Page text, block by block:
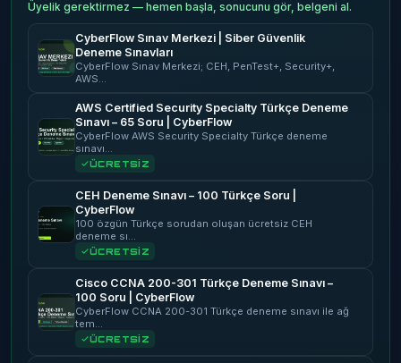
Üyelik gerektirmez — hemen başla, sonucunu gör, belgeni al.
CyberFlow Sınav Merkezi | Siber Güvenlik
Deneme Sınavları
CyberFlow Sınav Merkezi; CEH, PenTest+, Security+,
AWS…
AWS Certified Security Specialty Türkçe Deneme
Sınavı – 65 Soru | CyberFlow
CyberFlow AWS Security Specialty Türkçe deneme
sınavı…
ÜCRETSİZ
CEH Deneme Sınavı – 100 Türkçe Soru |
CyberFlow
100 özgün Türkçe sorudan oluşan ücretsiz CEH
deneme sı…
ÜCRETSİZ
Cisco CCNA 200-301 Türkçe Deneme Sınavı –
100 Soru | CyberFlow
CyberFlow CCNA 200-301 Türkçe deneme sınavı ile ağ
tem…
ÜCRETSİZ